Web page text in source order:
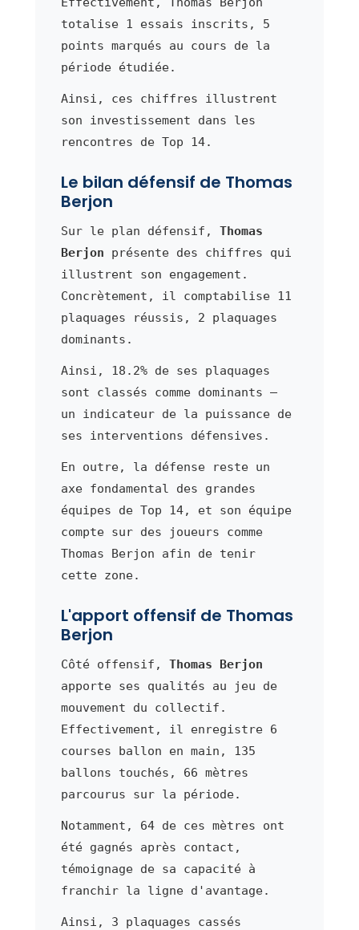
totalise 1 essais inscrits, 5
points marqués au cours de la
période étudiée.
Ainsi, ces chiffres illustrent
son investissement dans les
rencontres de Top 14.
Le bilan défensif de Thomas
Berjon
Sur le plan défensif, Thomas
Berjon présente des chiffres qui
illustrent son engagement.
Concrètement, il comptabilise 11
plaquages réussis, 2 plaquages
dominants.
Ainsi, 18.2% de ses plaquages
sont classés comme dominants —
un indicateur de la puissance de
ses interventions défensives.
En outre, la défense reste un
axe fondamental des grandes
équipes de Top 14, et son équipe
compte sur des joueurs comme
Thomas Berjon afin de tenir
cette zone.
L'apport offensif de Thomas
Berjon
Côté offensif, Thomas Berjon
apporte ses qualités au jeu de
mouvement du collectif.
Effectivement, il enregistre 6
courses ballon en main, 135
ballons touchés, 66 mètres
parcourus sur la période.
Notamment, 64 de ces mètres ont
été gagnés après contact,
témoignage de sa capacité à
franchir la ligne d'avantage.
Ainsi, 3 plaquages cassés